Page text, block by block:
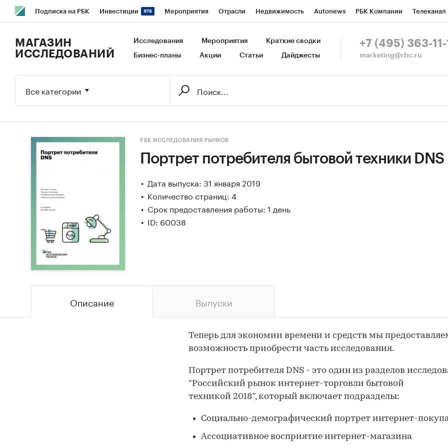
Подписка на РБК Инвестиции Мероприятия Отрасли Недвижимость Autonews РБК Компании Телеканал
Исследования Кредитные рейтинги Франшизы Газета Спецпроекты СПб Конференции СПб Спецпроекты
МАГАЗИН
ИССЛЕДОВАНИЙ
Исследования Мероприятия Краткие сводки
Бизнес-планы Акции Статьи Дайджесты
+7 (495) 363-11-
marketing@rbc.ru
Все категории
РБК ИССЛЕДОВАНИЯ РЫНКОВ
Портрет потребителя бытовой техники DNS
Дата выпуска: 31 января 2019
Количество страниц: 4
Срок предоставления работы: 1 день
ID: 60038
Описание Выпуски
Теперь для экономии времени и средств мы
возможность приобрести часть исследования.
Портрет потребителя DNS - это один из разделов
"Российский рынок интернет-торговли бытовой
техникой 2018", который включает подразделы:
Социально-демографический портрет интернет-
Ассоциативное восприятие интернет-магазина